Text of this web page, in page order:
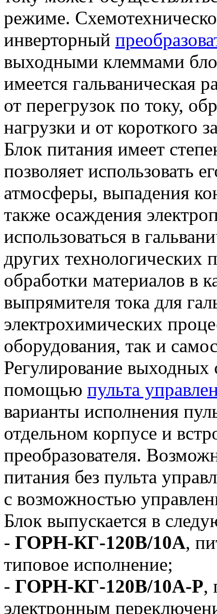
режиме.
инверторный
выходными клеммами
имеется гальваническая
от перегрузок по току,
нагрузки и от короткого
Блок питания имеет
позволяет использовать
атмосферы, выпадения
также осаждения
использоваться в
других технологических
обработки материалов в
выпрямителя тока для
электрохимических
оборудования, так и
Регулирование выходных
помощью пульта
варианты исполнения
отдельном корпусе и
преобразователя.
питания без пульта
с возможностью
Блок выпускается в
- ГОРН-КГ-120В/10А,
типовое исполнение;
- ГОРН-КГ-120В/10А-Р,
электронным